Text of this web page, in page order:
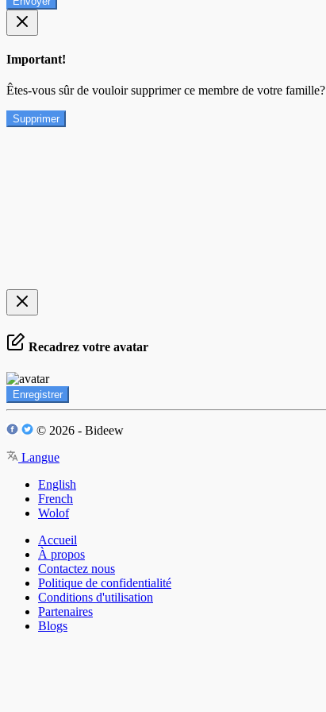
Important!
Êtes-vous sûr de vouloir supprimer ce membre de votre famille?
Supprimer
Recadrez votre avatar
Enregistrer
© 2026 - Bideew
Langue
English
French
Wolof
Accueil
À propos
Contactez nous
Politique de confidentialité
Conditions d'utilisation
Partenaires
Blogs